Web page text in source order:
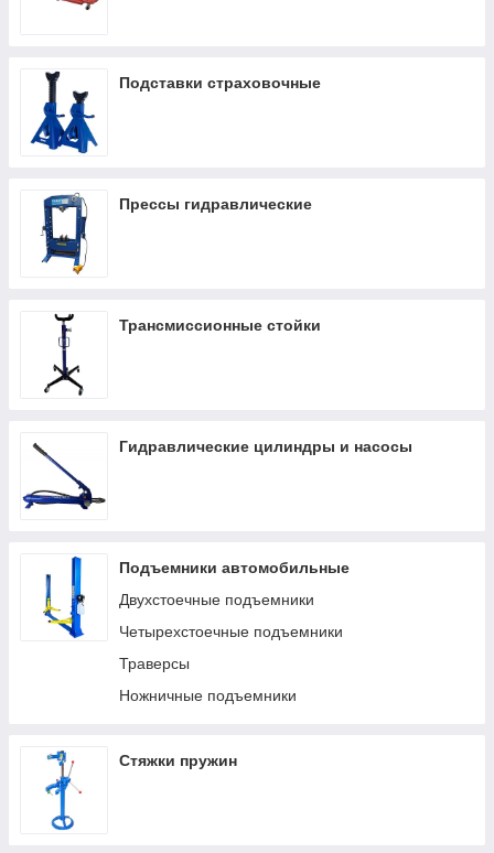
Подставки страховочные
Прессы гидравлические
Трансмиссионные стойки
Гидравлические цилиндры и насосы
Подъемники автомобильные
Двухстоечные подъемники
Четырехстоечные подъемники
Траверсы
Ножничные подъемники
Стяжки пружин